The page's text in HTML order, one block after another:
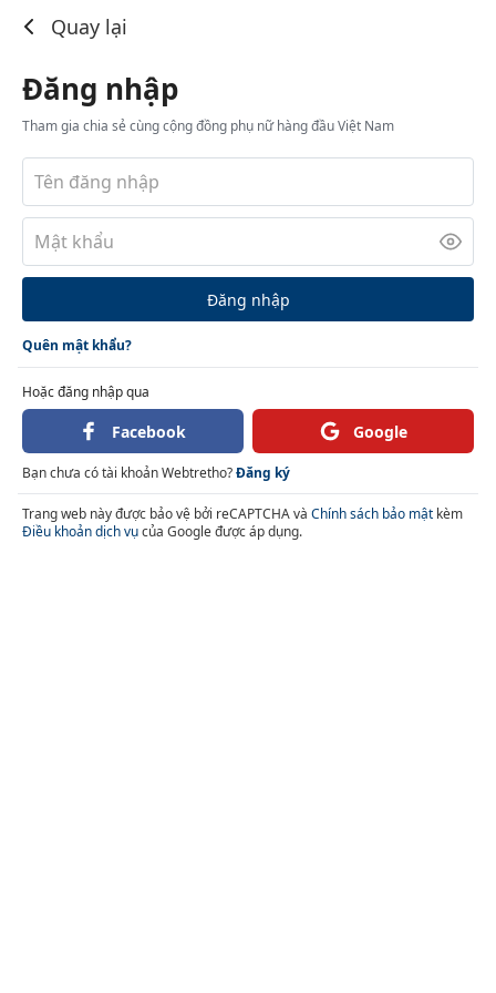
Quay lại
Đăng nhập
Tham gia chia sẻ cùng cộng đồng phụ nữ hàng đầu Việt Nam
Đăng nhập
Quên mật khẩu?
Hoặc đăng nhập qua
Facebook Google
Bạn chưa có tài khoản Webtretho?Đăng ký
Trang web này được bảo vệ bởi reCAPTCHA và Chính sách bảo mật kèm
Điều khoản dịch vụcủa Google được áp dụng.